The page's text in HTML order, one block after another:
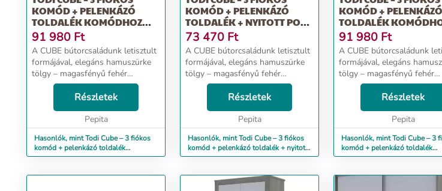
KOMÓD + PELENKÁZÓ
TOLDALÉK KOMÓDHOZ
(HAMUSZÜ...
91 980 Ft
A CUBE bútorcsaládunk letisztult
formájával, elegáns hamuszürke
tölgy – magasfényű fehér
színkombinációjával
természetességet és melegséget
áraszt. A Cube 3 fiókos komód 23
cm magas fiókokkal rendelke...
Részletek
Pepita
Hasonlók, mint Todi Cube – 3 fiókos
komód + pelenkázó toldalék
komódhoz (hamuszü...
KOMÓD + PELENKÁZÓ
TOLDALÉK + NYITOTT POLC
A...
73 470 Ft
A CUBE bútorcsaládunk letisztult
formájával, elegáns hamuszürke
tölgy – magasfényű fehér
színkombinációjával
természetességet és melegséget
áraszt. A Cube 3 fiókos komód 23
cm magas fiókokkal rendelk...
Részletek
Pepita
Hasonlók, mint Todi Cube – 3 fiókos
komód + pelenkázó toldalék + nyitott
polc a...
KOMÓD + PELENKÁZÓ
TOLDALÉK KOMÓDHOZ
(HAMUSZ...
91 980 Ft
A CUBE bútorcsaládunk
formájával, elegáns
tölgy – magasfényű fehér
színkombinációjával
természetességet és
áraszt. A Cube 3 fiókos komód 23
cm magas fiókokkal rendelk...
Részletek
Pepita
Hasonlók, mint Todi Cube – 3
komód + pelenkázó toldalék
komódhoz (hamusz...